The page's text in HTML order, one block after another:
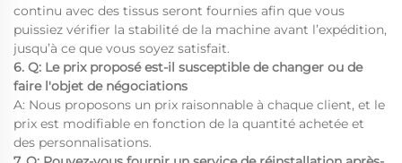
continu avec des tissus seront fournies afin que vous
puissiez vérifier la stabilité de la machine avant l’expédition,
jusqu’à ce que vous soyez satisfait.
6. Q: Le prix proposé est-il susceptible de changer ou de
faire l'objet de négociations
A: Nous proposons un prix raisonnable à chaque client, et le
prix est modifiable en fonction de la quantité achetée et
des personnalisations.